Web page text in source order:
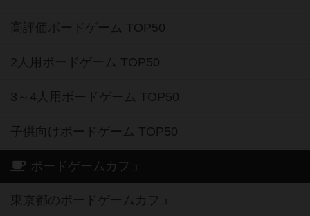
高評価ボードゲーム TOP50
2人用ボードゲーム TOP50
3～4人用ボードゲーム TOP50
子供向けボードゲーム TOP50
ボードゲームカフェ
東京都のボードゲームカフェ